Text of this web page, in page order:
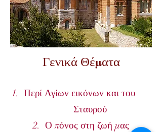
Γενικά Θέματα
1. Περί Αγίων εικόνων και του
Σταυρού
2. Ο πόνος στη ζωή μας